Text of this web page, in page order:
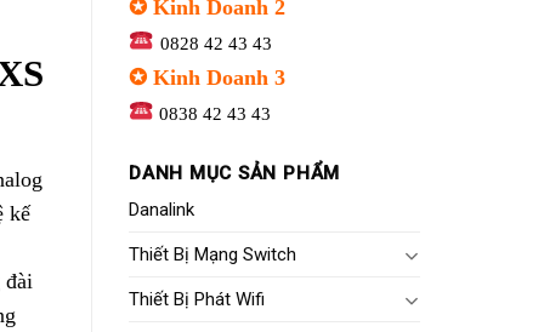
✪ Kinh Doanh 2
0828 42 43 43
✪ Kinh Doanh 3
0838 42 43 43
DANH MỤC SẢN PHẨM
Danalink
Thiết Bị Mạng Switch
Thiết Bị Phát Wifi
kế
đài